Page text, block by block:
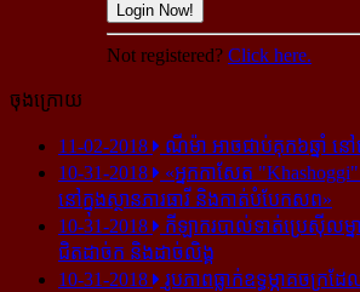
Login Now!
Not registered? Click here.
ចុងក្រោយ
11-02-2018
ណីម៉ា អាច​ជាប់​គុក​៦ឆ្នាំ ន
10-31-2018
«អ្នក​កាសែត
នៅ​ក្នុង​ស្ថាន​ភារធារី និង​កាត់​បំបែក​សព»
10-31-2018
កីឡាករ​បាល់ទាត់​ប្រេស៊ីល​ម្ន
ជិត​ដាច់ក និង​ដាច់​លិង្គ
10-31-2018
រូបភាព​ធ្លាក់​ឧទ្ធម្ភាគចក្រ​